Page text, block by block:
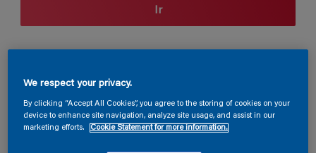
Ir
Seção de cores
We respect your privacy.
By clicking “Accept All Cookies”, you agree to the storing of cookies on your
device to enhance site navigation, analyze site usage, and assist in our
marketing efforts.
Cookie Statement for more information.